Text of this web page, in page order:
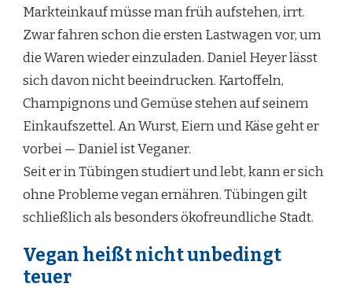
Markteinkauf müsse man früh aufstehen, irrt.
Zwar fahren schon die ersten Lastwagen vor, um
die Waren wieder einzuladen. Daniel Heyer lässt
sich davon nicht beeindrucken. Kartoffeln,
Champignons und Gemüse stehen auf seinem
Einkaufszettel. An Wurst, Eiern und Käse geht er
vorbei — Daniel ist Veganer.
Seit er in Tübingen studiert und lebt, kann er sich
ohne Probleme vegan ernähren. Tübingen gilt
schließlich als besonders ökofreundliche Stadt.
Vegan heißt nicht unbedingt
teuer